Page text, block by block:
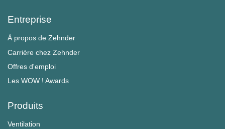
Entreprise
À propos de Zehnder
Carrière chez Zehnder
Offres d'emploi
Les WOW ! Awards
Produits
Ventilation